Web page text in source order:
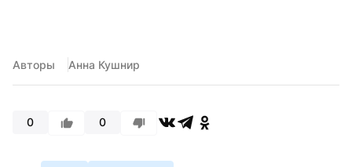
Авторы Анна Кушнир
0 0